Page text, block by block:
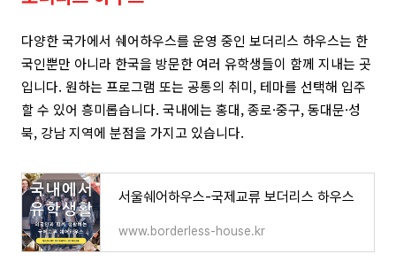
다양한 국가에서 쉐어하우스를 운영 중인 보더리스 하우스는 한
국인뿐만 아니라 한국을 방문한 여러 유학생들이 함께 지내는 곳
입니다. 원하는 프로그램 또는 공통의 취미, 테마를 선택해 입주
할 수 있어 흥미롭습니다. 국내에는 홍대, 종로·중구, 동대문·성
북, 강남 지역에 분점을 가지고 있습니다.
서울쉐어하우스-국제교류 보더리스 하우스
www.borderless-house.kr